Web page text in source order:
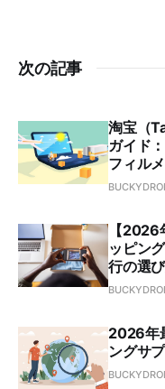
次の記事
淘宝（
ガイド
フィル
【
ッピン
行の選
2026年
ングサ